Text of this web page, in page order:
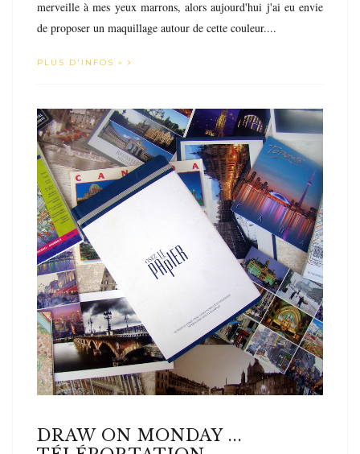
merveille à mes yeux marrons, alors aujourd'hui j'ai eu envie
de proposer un maquillage autour de cette couleur....
PLUS D'INFOS »
DRAW ON MONDAY ...